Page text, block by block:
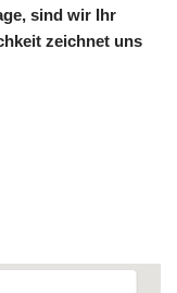
sind wir Ihr
zeichnet uns